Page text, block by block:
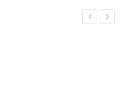
Previous
Next